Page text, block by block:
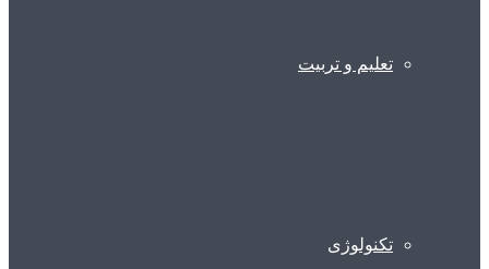
تعلیم و تربیت
تکنولوژی